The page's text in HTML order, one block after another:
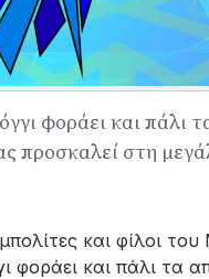
φοράει και πάλι
προσκαλεί στη
και φίλοι
φοράει και πάλι τα